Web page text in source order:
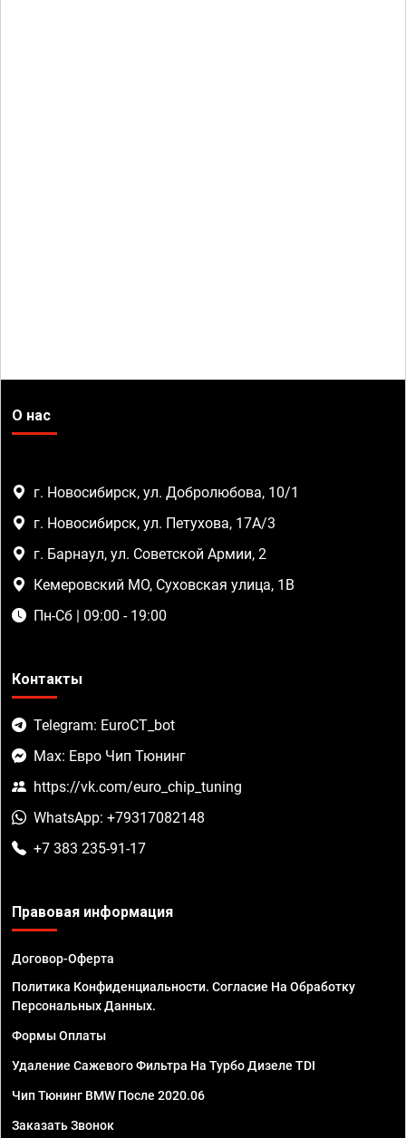
О нас
г. Новосибирск, ул. Добролюбова, 10/1
г. Новосибирск, ул. Петухова, 17А/3
г. Барнаул, ул. Советской Армии, 2
Кемеровский МО, Суховская улица, 1В
Пн-Сб | 09:00 - 19:00
Контакты
Telegram: EuroCT_bot
Max: Евро Чип Тюнинг
https://vk.com/euro_chip_tuning
WhatsApp: +79317082148
+7 383 235-91-17
Правовая информация
Договор-Оферта
Политика Конфиденциальности. Согласие На Обработку
Персональных Данных.
Формы Оплаты
Удаление Сажевого Фильтра На Турбо Дизеле TDI
Чип Тюнинг BMW После 2020.06
Заказать Звонок